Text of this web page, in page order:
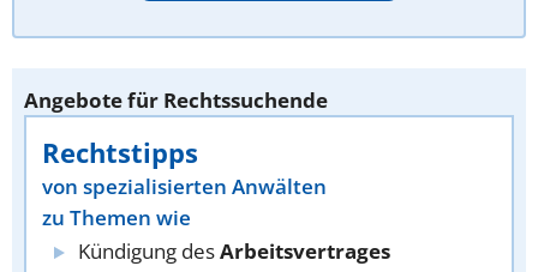
Angebote für Rechtssuchende
Rechtstipps
von spezialisierten Anwälten
zu Themen wie
Kündigung desArbeitsvertrages